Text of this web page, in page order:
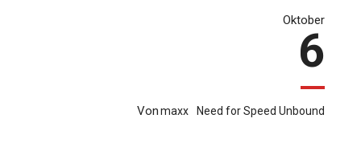
Oktober
6
Vonmaxx Need for Speed Unbound